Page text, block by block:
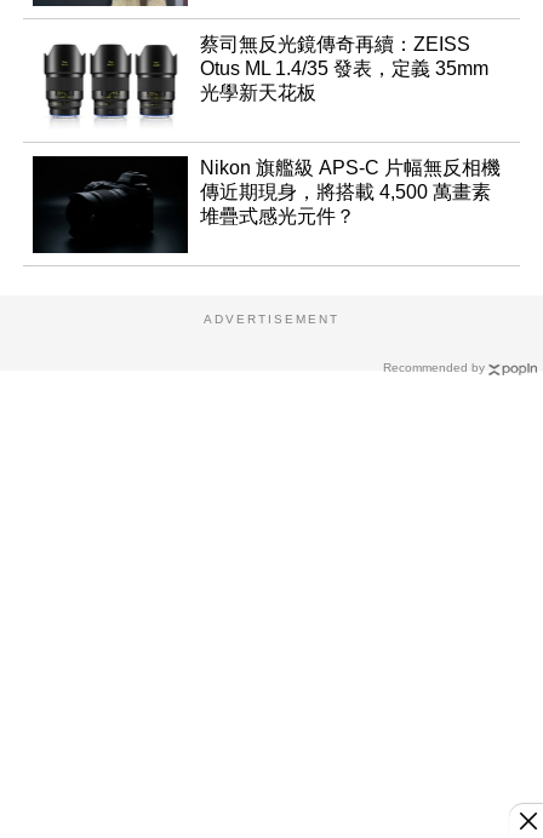
蔡司無反光鏡傳奇再續：ZEISS
Otus ML 1.4/35 發表，定義 35mm
光學新天花板
Nikon 旗艦級 APS-C 片幅無反相機
傳近期現身，將搭載 4,500 萬畫素
堆疊式感光元件？
Recommended by
ADVERTISEMENT